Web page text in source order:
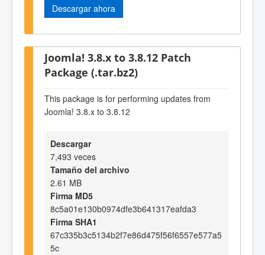
Descargar ahora
Joomla! 3.8.x to 3.8.12 Patch
Package (.tar.bz2)
This package is for performing updates from
Joomla! 3.8.x to 3.8.12
Descargar
7,493 veces
Tamaño del archivo
2.61 MB
Firma MD5
8c5a01e130b0974dfe3b641317eafda3
Firma SHA1
67c335b3c5134b2f7e86d475f56f6557e577a5
5c